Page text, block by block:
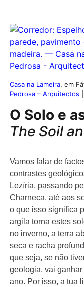
Casa na Lameira, em
Pedrosa – Arquitectos
O Solo e
The Soil
Vamos falar de
contrastes
Lezíria, passando
Charneca, até aos
o que isso significa
argila torna estes
no inverno, a terra
seca e racha
que seja, se não
geologia, vai
ano. Por isso, a tua